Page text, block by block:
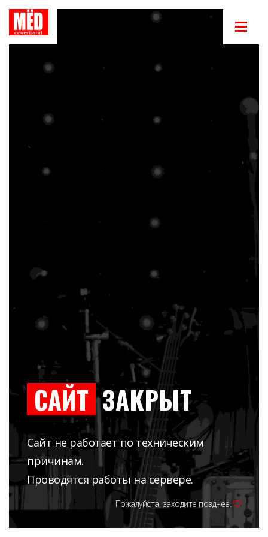
САЙТ ЗАКРЫТ
Сайт не работает по техническим
причинам.
Проводятся работы на сервере.
Пожалуйста, заходите позднее.